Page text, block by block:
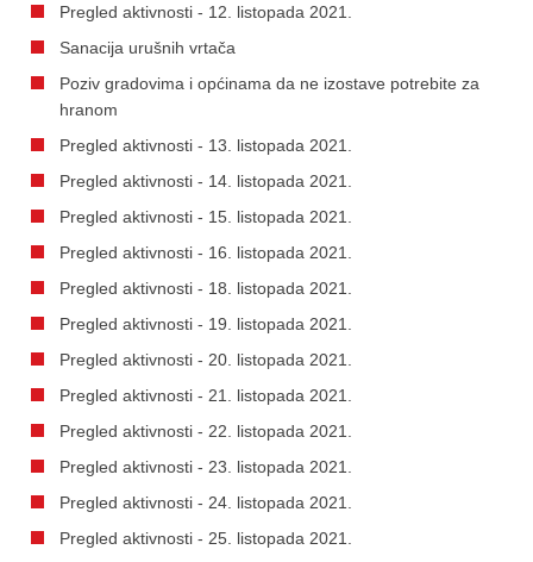
Pregled aktivnosti - 12. listopada 2021.
Sanacija urušnih vrtača
Poziv gradovima i općinama da ne izostave potrebite za
hranom
Pregled aktivnosti - 13. listopada 2021.
Pregled aktivnosti - 14. listopada 2021.
Pregled aktivnosti - 15. listopada 2021.
Pregled aktivnosti - 16. listopada 2021.
Pregled aktivnosti - 18. listopada 2021.
Pregled aktivnosti - 19. listopada 2021.
Pregled aktivnosti - 20. listopada 2021.
Pregled aktivnosti - 21. listopada 2021.
Pregled aktivnosti - 22. listopada 2021.
Pregled aktivnosti - 23. listopada 2021.
Pregled aktivnosti - 24. listopada 2021.
Pregled aktivnosti - 25. listopada 2021.